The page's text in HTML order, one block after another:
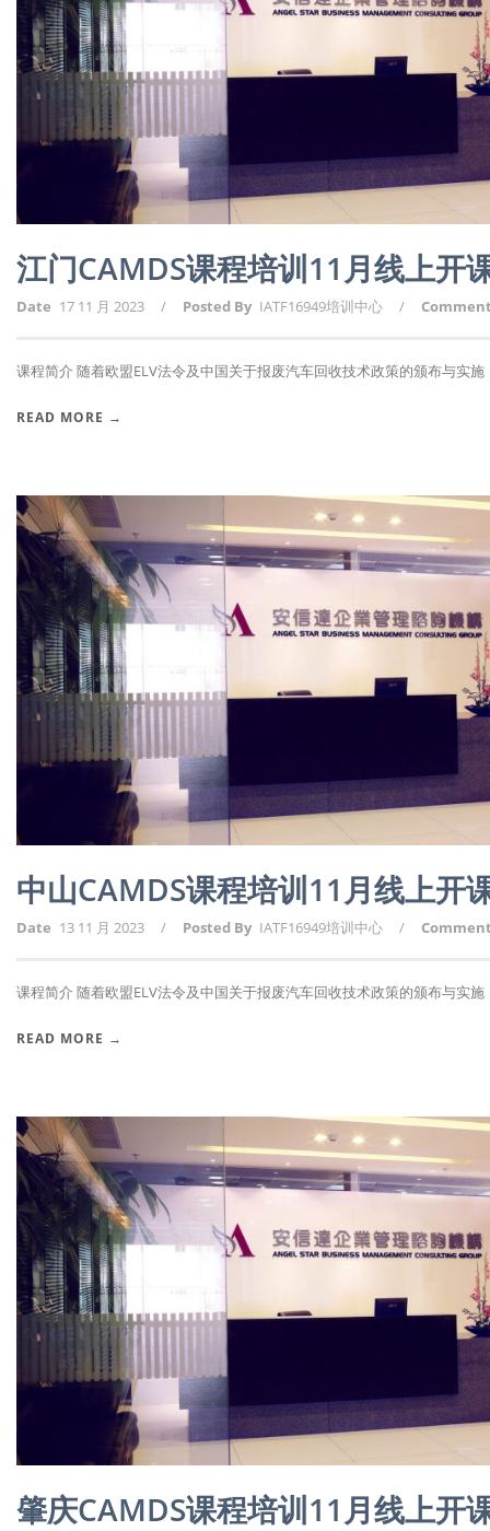
江门CAMDS课程培训11月线上开
Date 17 11 月 2023 / Posted By IATF16949培训中心 /
课程简介 随着欧盟ELV法令及中国关于报废汽车回收技术政策的颁布与实施
READ MORE →
中山CAMDS课程培训11月线上开
Date 13 11 月 2023 / Posted By IATF16949培训中心 /
课程简介 随着欧盟ELV法令及中国关于报废汽车回收技术政策的颁布与实施
READ MORE →
肇庆CAMDS课程培训11月线上开